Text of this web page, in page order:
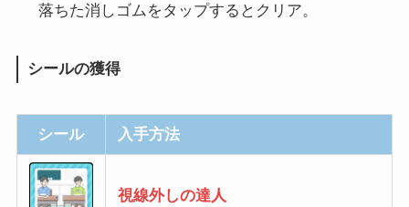
落ちた消しゴムをタップするとクリア。
シールの獲得
シール 入手方法
視線外しの達人